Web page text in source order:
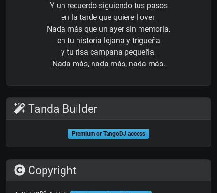
Y un recuerdo siguiendo tus pasos
en la tarde que quiere llover.
Nada más que un ayer sin memoria,
en tu historia lejana y trigueña
y tu risa campana pequeña.
Nada más, nada más, nada más.
Tanda Builder
Premium or TangoDJ access
Copyright